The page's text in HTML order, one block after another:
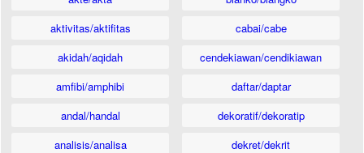
aktivitas/aktifitas
akidah/aqidah
amfibi/amphibi
andal/handal
analisis/analisa
cabai/cabe
cendekiawan/cendikiawan
daftar/daptar
dekoratif/dekoratip
dekret/dekrit